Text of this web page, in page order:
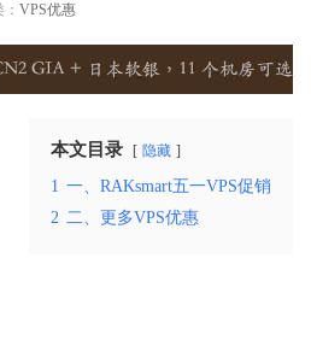
VPS优惠
本文目录 隐藏
1 一、RAKsmart五一VPS促销
2 二、更多VPS优惠